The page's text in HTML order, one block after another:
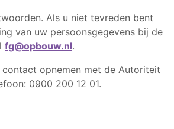
Als u niet tevreden bent
van uw persoonsgegevens bij de
fg@opbouw.nl.
opnemen met de Autoriteit
0900 200 12 01.